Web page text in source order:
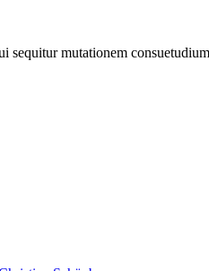
sequitur mutationem